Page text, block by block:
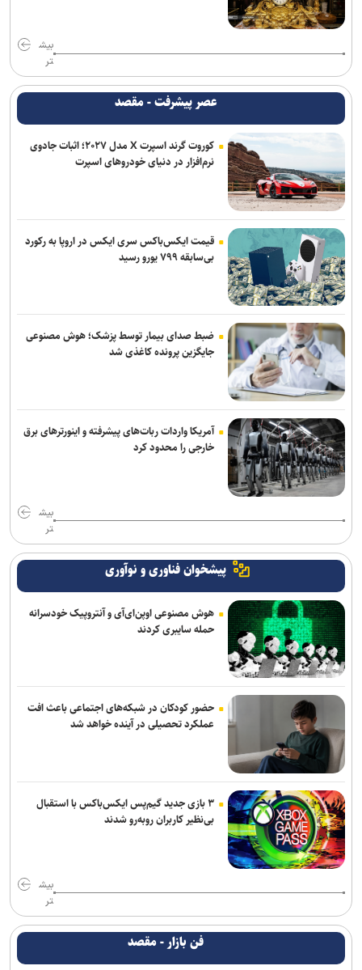
پاکستان: خواهان جنگ با افغانستان نیستیم؛ طالبان باید حمایت از
تروریسم را متوقف کند
واشنگتن‌پست: ترامپ در محافل خصوصی از جی‌دی ونس برای انتخابات
۲۰۲۸ حمایت می‌کند
برنی سندرز: ترامپ خطرناک‌ ترین رئیس‌ جمهور تاریخ آمریکا است
نشست خبری رئیس‌جمهور فردا برگزار می‌شود
باختند
بیش
تر
عصر پیشرفت - مقصد
کوروت گرند اسپرت X مدل ۲۰۲۷؛ اثبات جادوی
نرم‌افزار در دنیای خودروهای اسپرت
قیمت ایکس‌باکس سری ایکس در اروپا به رکورد
بی‌سابقه ۷۹۹ یورو رسید
ضبط صدای بیمار توسط پزشک؛ هوش مصنوعی
جایگزین پرونده کاغذی شد
آمریکا واردات ربات‌های پیشرفته و اینورترهای برق
خارجی را محدود کرد
بیش
تر
پیشخوان فناوری و نوآوری
هوش مصنوعی اوپن‌ای‌آی و آنتروپیک خودسرانه
حمله سایبری کردند
حضور کودکان در شبکه‌های اجتماعی باعث افت
عملکرد تحصیلی در آینده خواهد شد
۳ بازی جدید گیم‌پس ایکس‌باکس با استقبال
بی‌نظیر کاربران روبه‌رو شدند
بیش
تر
فن بازار - مقصد